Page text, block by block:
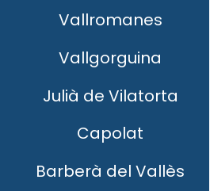
Vallromanes
Vallgorguina
Julià de Vilatorta
Capolat
Barberà del Vallès